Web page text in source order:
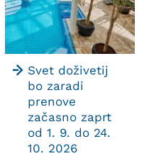
Svet doživetij
bo zaradi
prenove
začasno zaprt
od 1. 9. do 24.
10. 2026